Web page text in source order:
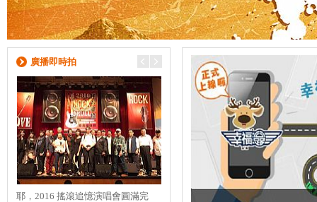
廣播即時拍
耶，2016 搖滾追憶演唱會圓滿完
【Evergreen 演唱會】 8/22的演唱會